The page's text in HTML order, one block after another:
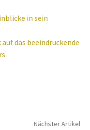
in sein
das beeindruckende
Nächster Artikel